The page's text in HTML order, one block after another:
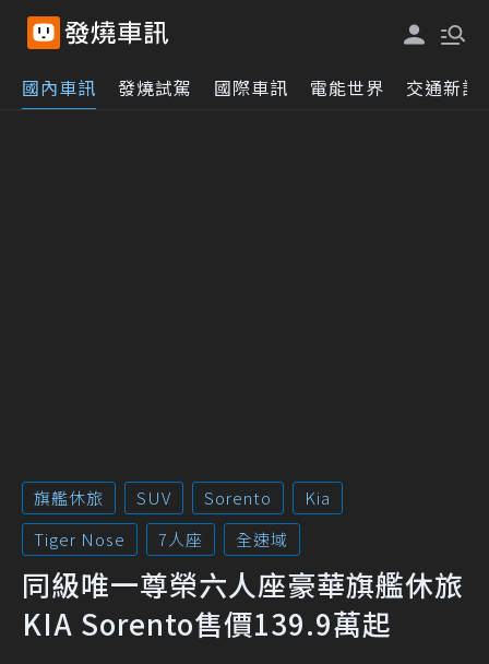
國內車訊 發燒試駕 國際車訊 電能世界 交通新訊
旗艦休旅 SUV Sorento
Kia
Tiger Nose
7人座 全速域
同級唯一尊榮六人座豪華旗艦休旅
KIA Sorento售價139.9萬起